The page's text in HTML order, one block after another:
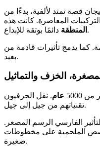
قصة تمتد لألفية، بدءًا من
المعاصرة. كانت هذه
المنطقة دائمًا بوتقة للإبداع.
كما يدمج تأثيرات قادمة من
بعيد.
الخزف والتماثيل
5000 عام. نقل الحرفيون
تقنياتهم من جيل إلى جيل.
الفارسي الرسم المصغر.
الملحمية على مخطوطات
صغيرة.